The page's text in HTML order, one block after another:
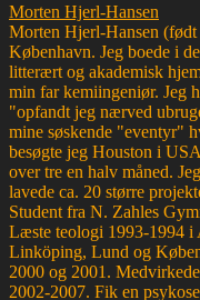
Morten Hjerl-Hansen
Morten Hjerl-Hansen
København. Jeg boede i
litterært og akademisk
min far kemiingeniør. Jeg
"opfandt jeg nærved
mine søskende "eventyr"
besøgte jeg Houston i
over tre en halv måned.
lavede ca. 20 større
Student fra N. Zahles
Læste teologi 1993-1994
Linköping, Lund og
2000 og 2001.
2002-2007. Fik en